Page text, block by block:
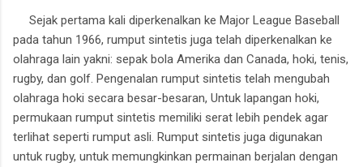
Sejak pertama kali diperkenalkan ke Major League Baseball
pada tahun 1966, rumput sintetis juga telah diperkenalkan ke
olahraga lain yakni: sepak bola Amerika dan Canada, hoki, tenis,
rugby, dan golf. Pengenalan rumput sintetis telah mengubah
olahraga hoki secara besar-besaran, Untuk lapangan hoki,
permukaan rumput sintetis memiliki serat lebih pendek agar
terlihat seperti rumput asli. Rumput sintetis juga digunakan
untuk rugby, untuk memungkinkan permainan berjalan dengan